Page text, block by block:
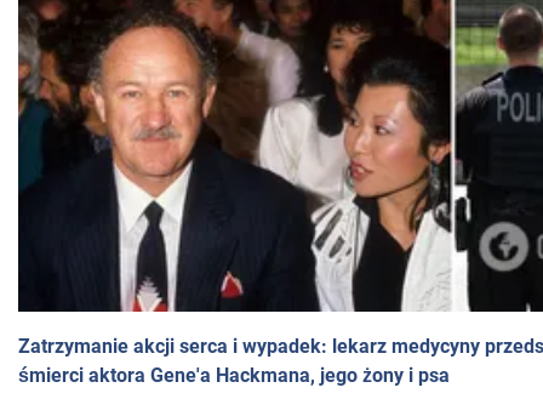
Zatrzymanie akcji serca i wypadek: lekarz medycyny
śmierci aktora Gene'a Hackmana, jego żony i psa